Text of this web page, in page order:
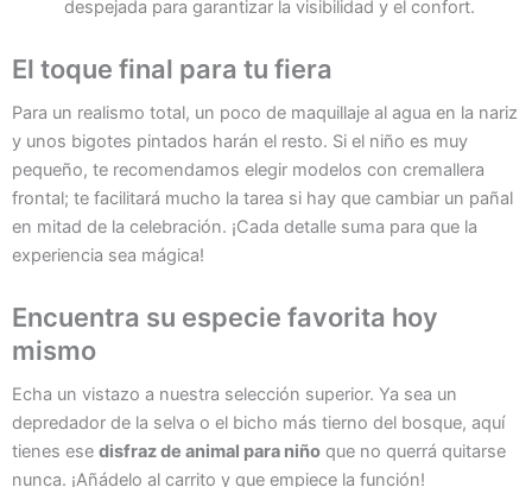
despejada para garantizar la visibilidad y el confort.
El toque final para tu fiera
Para un realismo total, un poco de maquillaje al agua en la nariz
y unos bigotes pintados harán el resto. Si el niño es muy
pequeño, te recomendamos elegir modelos con cremallera
frontal; te facilitará mucho la tarea si hay que cambiar un pañal
en mitad de la celebración. ¡Cada detalle suma para que la
experiencia sea mágica!
Encuentra su especie favorita hoy
mismo
Echa un vistazo a nuestra selección superior. Ya sea un
depredador de la selva o el bicho más tierno del bosque, aquí
tienes ese disfraz de animal para niño que no querrá quitarse
nunca. ¡Añádelo al carrito y que empiece la función!